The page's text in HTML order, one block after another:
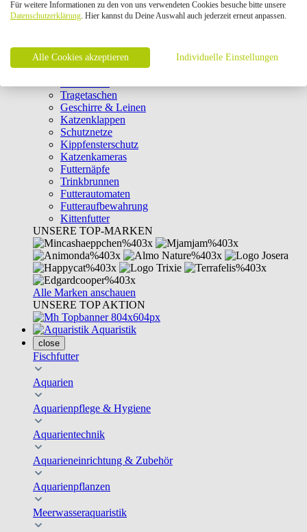
Intelligenzspielzeug
Laserpointer & Elektrospielzeug
Clicker & Target Sticks für Katzen
Weiteres Katzenspielzeug
Transportboxen
Tragetaschen
Geschirre & Leinen
Katzenklappen
Schutznetze
Kippfensterschutz
Katzenkameras
Futternäpfe
Trinkbrunnen
Futterautomaten
Futteraufbewahrung
Kittenfutter
UNSERE TOP-MARKEN
Alle Marken anschauen
UNSERE TOP AKTION
Aquaristik
close
Fischfutter
Aquarien
Aquarienpflege & Hygiene
Aquarientechnik
Aquarieneinrichtung & Zubehör
Aquarienpflanzen
Meerwasseraquaristik
Für weitere Informationen zu den von uns verwendeten Cookies besuche bitte unsere
Datenschutzerklärung. Hier kannst du Deine Auswahl auch jederzeit erneut anpassen.
Alle Cookies akzeptieren Individuelle Einstellungen